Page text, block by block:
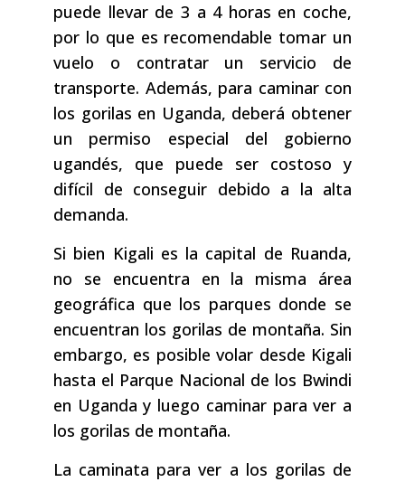
puede llevar de 3 a 4 horas en coche,
por lo que es recomendable tomar un
vuelo o contratar un servicio de
transporte. Además, para caminar con
los gorilas en Uganda, deberá obtener
un permiso especial del gobierno
ugandés, que puede ser costoso y
difícil de conseguir debido a la alta
demanda.
Si bien Kigali es la capital de Ruanda,
no se encuentra en la misma área
geográfica que los parques donde se
encuentran los gorilas de montaña. Sin
embargo, es posible volar desde Kigali
hasta el Parque Nacional de los Bwindi
en Uganda y luego caminar para ver a
los gorilas de montaña.
La caminata para ver a los gorilas de